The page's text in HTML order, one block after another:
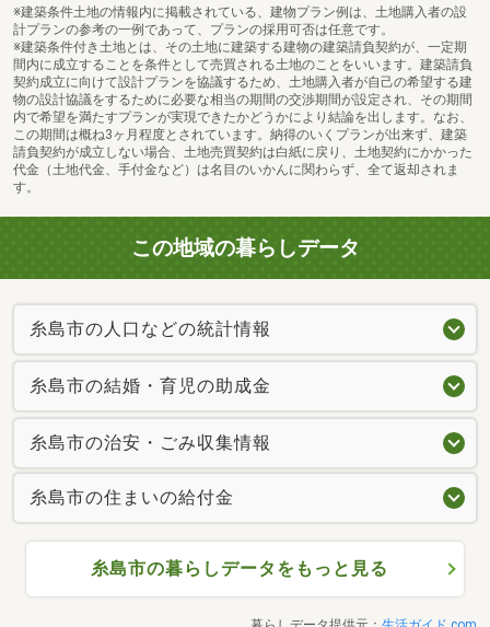
※建築条件土地の情報内に掲載されている、建物プラン例は、土地購入者の設
計プランの参考の一例であって、プランの採用可否は任意です。
※建築条件付き土地とは、その土地に建築する建物の建築請負契約が、一定期
間内に成立することを条件として売買される土地のことをいいます。建築請負
契約成立に向けて設計プランを協議するため、土地購入者が自己の希望する建
物の設計協議をするために必要な相当の期間の交渉期間が設定され、その期間
内で希望を満たすプランが実現できたかどうかにより結論を出します。なお、
この期間は概ね3ヶ月程度とされています。納得のいくプランが出来ず、建築
請負契約が成立しない場合、土地売買契約は白紙に戻り、土地契約にかかった
代金（土地代金、手付金など）は名目のいかんに関わらず、全て返却されま
す。
この地域の暮らしデータ
糸島市の人口などの統計情報
糸島市の結婚・育児の助成金
糸島市の治安・ごみ収集情報
糸島市の住まいの給付金
糸島市の暮らしデータをもっと見る